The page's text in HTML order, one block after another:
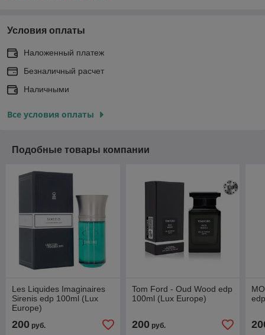
Условия оплаты
Наложенный платеж
Безналичный расчет
Наличными
Все условия оплаты
Подобные товары компании
Les Liquides Imaginaires
Sirenis edp 100ml (Lux
Europe)
200 руб.
Tom Ford - Oud Wood edp
100ml (Lux Europe)
200руб.